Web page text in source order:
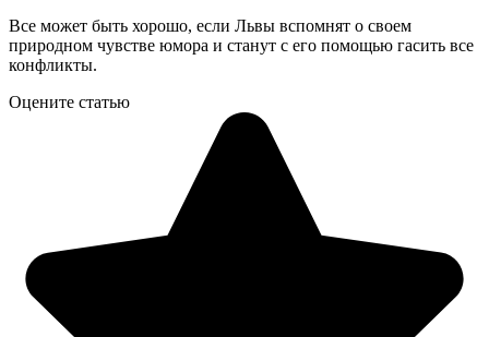
Все может быть хорошо, если Львы вспомнят о своем
природном чувстве юмора и станут с его помощью гасить все
конфликты.
Оцените статью